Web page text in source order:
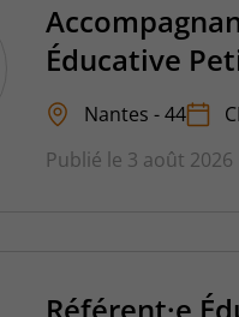
Éducative
Nantes - 44
Publié le 3 août 2026